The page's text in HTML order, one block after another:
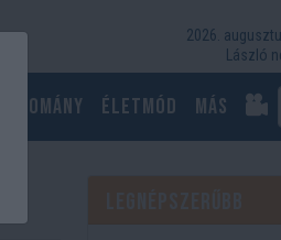
2026.
László
Tudomány Életmód más